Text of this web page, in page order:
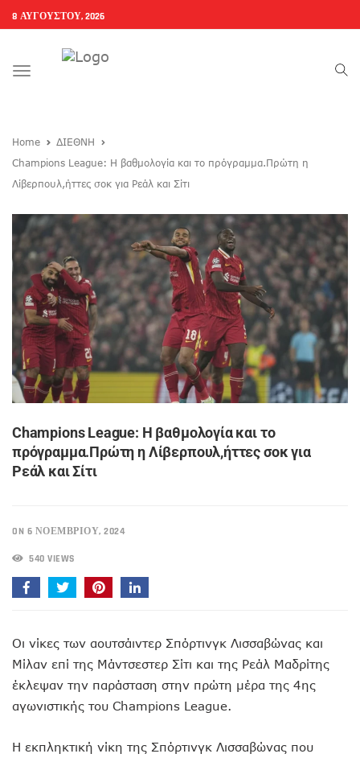
8 ΑΥΓΟΎΣΤΟΥ, 2026
Toggle
Home
ΔΙΕΘΝΗ
Champions League: Η βαθμολογία και το πρόγραμμα.Πρώτη η
Λίβερπουλ,ήττες σοκ για Ρεάλ και Σίτι
Champions League: Η βαθμολογία και το
πρόγραμμα.Πρώτη η Λίβερπουλ,ήττες σοκ για
Ρεάλ και Σίτι
ON 6 ΝΟΕΜΒΡΊΟΥ, 2024
540 VIEWS
Οι νίκες των αουτσάιντερ Σπόρτινγκ Λισσαβώνας και
Μίλαν επί της Μάντσεστερ Σίτι και της Ρεάλ Μαδρίτης
έκλεψαν την παράσταση στην πρώτη μέρα της 4ης
αγωνιστικής του Champions League.
Η εκπληκτική νίκη της Σπόρτινγκ Λισσαβώνας που